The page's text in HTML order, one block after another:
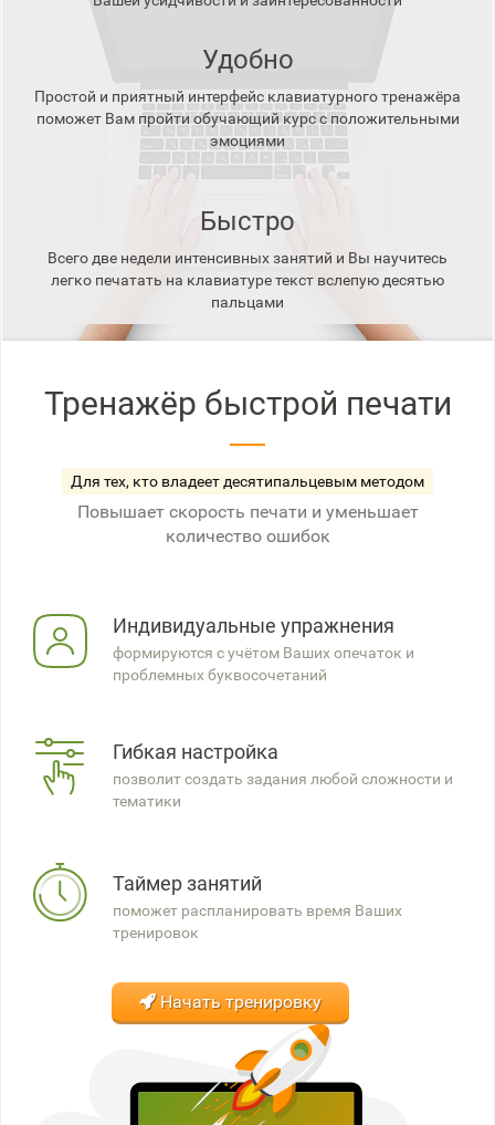
Удобно
Простой и приятный интерфейс клавиатурного тренажёра
поможет Вам пройти обучающий курс с положительными
эмоциями
Быстро
Всего две недели интенсивных занятий и Вы научитесь
легко печатать на клавиатуре текст вслепую десятью
пальцами
Тренажёр быстрой печати
Для тех, кто владеет десятипальцевым методом
Повышает скорость печати и уменьшает
количество ошибок
Индивидуальные упражнения
формируются с учётом Ваших опечаток и
проблемных буквосочетаний
Гибкая настройка
позволит создать задания любой сложности и
тематики
Таймер занятий
поможет распланировать время Ваших
тренировок
Начать тренировку